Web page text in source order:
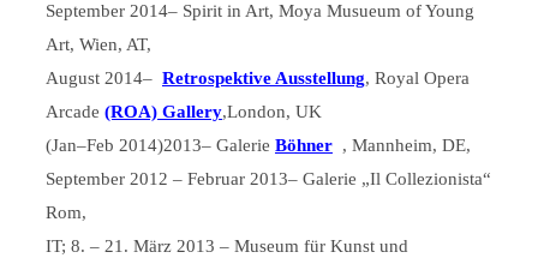
September 2014– Spirit in Art, Moya Musueum of Young
Art, Wien, AT,
August 2014– Retrospektive Ausstellung, Royal Opera
Arcade (ROA) Gallery,London, UK
(Jan–Feb 2014)2013– Galerie Böhner, Mannheim, DE,
September 2012 – Februar 2013– Galerie „Il Collezionista“
Rom,
IT; 8. – 21. März 2013 – Museum für Kunst und